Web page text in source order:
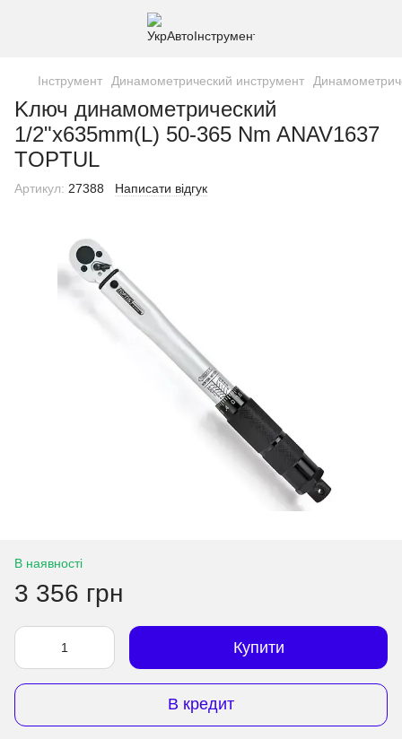
Інструмент Динамометрический инструмент
Kлюч динaмoмeтpичecкий
1/2"x635mm(L) 50-365 Nm ANAV1637
TOPTUL
Артикул: 27388 Написати відгук
В наявності
3 356 грн
Купити
В кредит